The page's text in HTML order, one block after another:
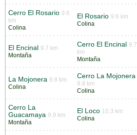
Cerro El Rosario 9.6
km
Colina
El Rosario 9.6 km
Colina
El Encinal
9.7 km
Montaña
Cerro El Encinal
9.7
km
Montaña
La Mojonera 9.8 km
Colina
Cerro La Mojonera
9.8 km
Colina
Cerro La
Guacamaya 9.9 km
Montaña
El Loco 10.3 km
Colina